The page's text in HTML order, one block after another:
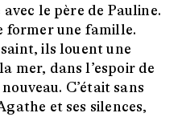
le père de Pauline.
former une famille.
ils louent une
mer, dans l’espoir de
C’était sans
et ses silences,